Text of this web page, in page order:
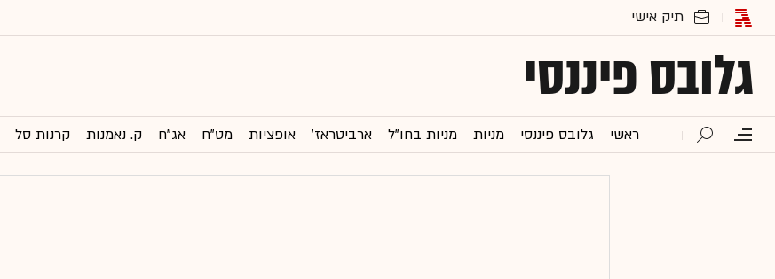
גלובס פיננסי
ראשי גלובס פיננסי מניות מניות בחו"ל ארביטראז' אופציות מט"ח אג"ח ק. נאמנות קרנות סל